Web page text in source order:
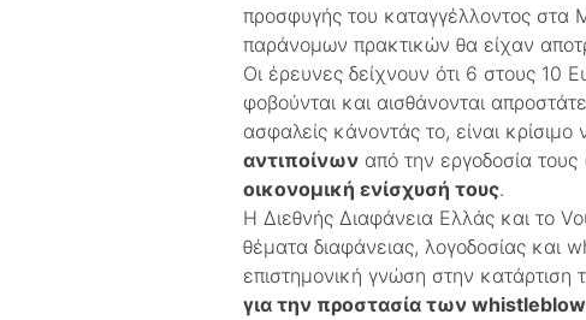
προσφυγής του καταγγέλλοντος στα
παράνομων πρακτικών θα είχαν
Οι έρευνες δείχνουν ότι 6 στους 10
φοβούνται και αισθάνονται
ασφαλείς κάνοντάς το, είναι κρίσιμο
αντιποίνωναπό την εργοδοσία τους
οικονομική ενίσχυσή τους.
Η Διεθνής Διαφάνεια Ελλάς και το
θέματα διαφάνειας, λογοδοσίας και
επιστημονική γνώση στην
για την προστασία των